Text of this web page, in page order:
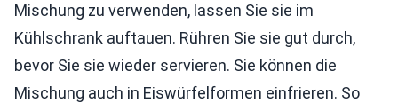
Mischung zu verwenden, lassen Sie sie im
Kühlschrank auftauen. Rühren Sie sie gut durch,
bevor Sie sie wieder servieren. Sie können die
Mischung auch in Eiswürfelformen einfrieren. So